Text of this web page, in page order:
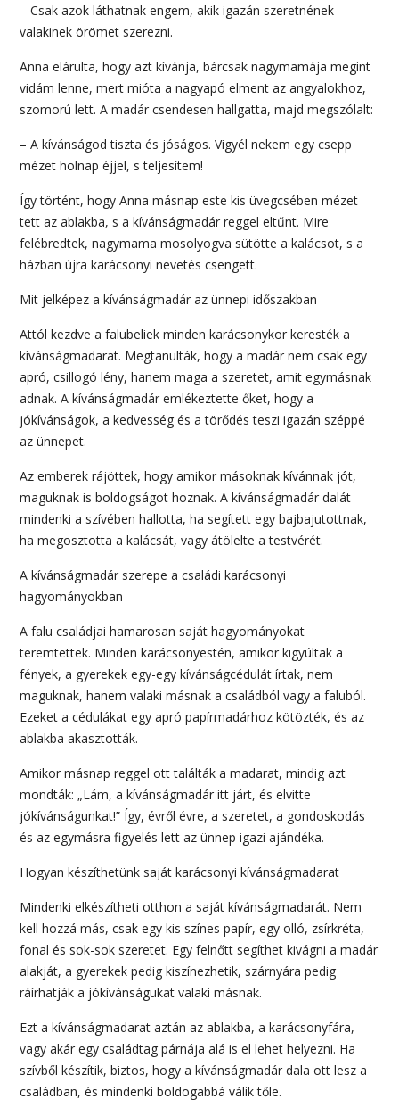
– Csak azok láthatnak engem, akik igazán szeretnének
valakinek örömet szerezni.
Anna elárulta, hogy azt kívánja, bárcsak nagymamája megint
vidám lenne, mert mióta a nagyapó elment az angyalokhoz,
szomorú lett. A madár csendesen hallgatta, majd megszólalt:
– A kívánságod tiszta és jóságos. Vigyél nekem egy csepp
mézet holnap éjjel, s teljesítem!
Így történt, hogy Anna másnap este kis üvegcsében mézet
tett az ablakba, s a kívánságmadár reggel eltűnt. Mire
felébredtek, nagymama mosolyogva sütötte a kalácsot, s a
házban újra karácsonyi nevetés csengett.
Mit jelképez a kívánságmadár az ünnepi időszakban
Attól kezdve a falubeliek minden karácsonykor keresték a
kívánságmadarat. Megtanulták, hogy a madár nem csak egy
apró, csillogó lény, hanem maga a szeretet, amit egymásnak
adnak. A kívánságmadár emlékeztette őket, hogy a
jókívánságok, a kedvesség és a törődés teszi igazán széppé
az ünnepet.
Az emberek rájöttek, hogy amikor másoknak kívánnak jót,
maguknak is boldogságot hoznak. A kívánságmadár dalát
mindenki a szívében hallotta, ha segített egy bajbajutottnak,
ha megosztotta a kalácsát, vagy átölelte a testvérét.
A kívánságmadár szerepe a családi karácsonyi
hagyományokban
A falu családjai hamarosan saját hagyományokat
teremtettek. Minden karácsonyestén, amikor kigyúltak a
fények, a gyerekek egy-egy kívánságcédulát írtak, nem
maguknak, hanem valaki másnak a családból vagy a faluból.
Ezeket a cédulákat egy apró papírmadárhoz kötözték, és az
ablakba akasztották.
Amikor másnap reggel ott találták a madarat, mindig azt
mondták: „Lám, a kívánságmadár itt járt, és elvitte
jókívánságunkat!” Így, évről évre, a szeretet, a gondoskodás
és az egymásra figyelés lett az ünnep igazi ajándéka.
Hogyan készíthetünk saját karácsonyi kívánságmadarat
Mindenki elkészítheti otthon a saját kívánságmadarát. Nem
kell hozzá más, csak egy kis színes papír, egy olló, zsírkréta,
fonal és sok-sok szeretet. Egy felnőtt segíthet kivágni a madár
alakját, a gyerekek pedig kiszínezhetik, szárnyára pedig
ráírhatják a jókívánságukat valaki másnak.
Ezt a kívánságmadarat aztán az ablakba, a karácsonyfára,
vagy akár egy családtag párnája alá is el lehet helyezni. Ha
szívből készítik, biztos, hogy a kívánságmadár dala ott lesz a
családban, és mindenki boldogabbá válik tőle.